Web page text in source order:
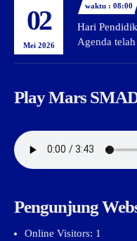
02
Mei 2026
waktu : 08:00
Hari
Agenda
Play Mars
Pengunjung
Online Visitors: 1